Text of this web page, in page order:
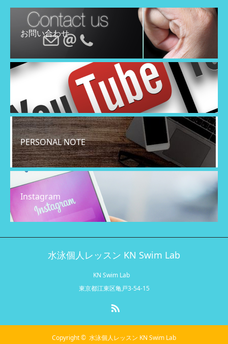
お問い合わせ
PERSONAL NOTE
Instagram
水泳個人レッスン KN Swim Lab
KN Swim Lab
東京都江東区亀戸3-54-15
Copyright © 水泳個人レッスン KN Swim Lab